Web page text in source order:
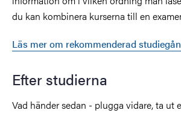
du kan kombinera kurserna till en
Läs mer om rekommenderad
Efter studierna
Vad händer sedan - plugga vidare, ta ut